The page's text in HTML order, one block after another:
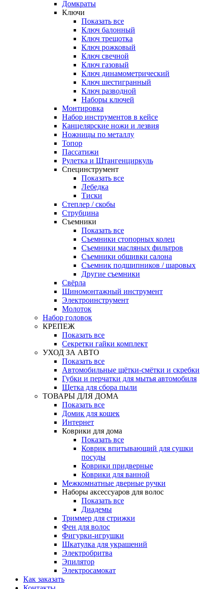
Домкраты
Ключи
Показать все
Ключ балонный
Ключ трещотка
Ключ рожковый
Ключ свечной
Ключ газовый
Ключ динамометрический
Ключ шестигранный
Ключ разводной
Наборы ключей
Монтировка
Набор инструментов в кейсе
Канцелярские ножи и лезвия
Ножницы по металлу
Топор
Пассатижи
Рулетка и Штангенциркуль
Специнструмент
Показать все
Лебедка
Тиски
Степлер / скобы
Струбцина
Съемники
Показать все
Съемники стопорных колец
Съемники масляных фильтров
Съемники обшивки салона
Съемник подшипников / шаровых
Другие съемники
Свёрла
Шиномонтажный инструмент
Электроинструмент
Молоток
Набор головок
КРЕПЕЖ
Показать все
Секретки гайки комплект
УХОД ЗА АВТО
Показать все
Автомобильные щётки-смётки и скребки
Губки и перчатки для мытья автомобиля
Щетка для сбора пыли
ТОВАРЫ ДЛЯ ДОМА
Показать все
Домик для кошек
Интернет
Коврики для дома
Показать все
Коврик впитывающий для сушки
посуды
Коврики придверные
Коврики для ванной
Межкомнатные дверные ручки
Наборы аксессуаров для волос
Показать все
Диадемы
Триммер для стрижки
Фен для волос
Фигурки-игрушки
Шкатулка для украшений
Электробритва
Эпилятор
Электросамокат
Как заказать